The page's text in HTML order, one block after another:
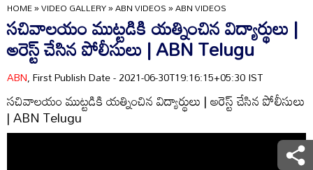
HOME»VIDEO GALLERY»ABN VIDEOS»ABN VIDEOS
సచివాలయం ముట్టడికి యత్నించిన విద్యార్థులు |
అరెస్ట్ చేసిన పోలీసులు | ABN Telugu
ABN, First Publish Date - 2021-06-30T19:16:15+05:30 IST
సచివాలయం ముట్టడికి యత్నించిన విద్యార్థులు | అరెస్ట్ చేసిన పోలీసులు
| ABN Telugu